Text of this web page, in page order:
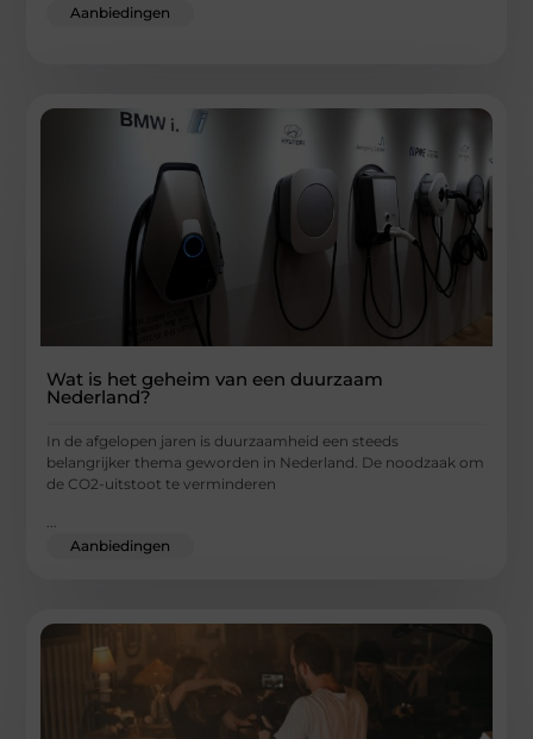
Aanbiedingen
Wat is het geheim van een duurzaam
Nederland?
In de afgelopen jaren is duurzaamheid een steeds
belangrijker thema geworden in Nederland. De noodzaak om
de CO2-uitstoot te verminderen
...
Aanbiedingen